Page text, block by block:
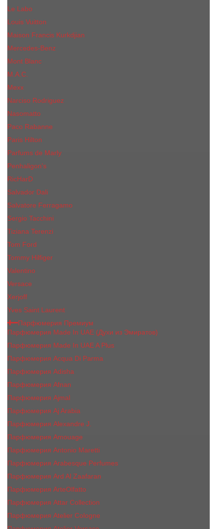
Le Labo
Louis Vuitton
Maison Francis Kurkdjian
Mercedes-Benz
Mont Blanc
M.А.C.
Mexx
Narciso Rodriguez
Nasomatto
Paco Rabanne
Paris Hilton
Parfums de Marly
Penhaligon​'s
RicHarD
Salvador Dali
Salvatore Ferragamo
Sergio Tacchini
Tiziana Terenzi
Tom Ford
Tommy Hilfiger
Valentino
Versace
Xerjoff
Yves Saint Laurent
Парфюмерия Премиум
Парфюмерия Made In UAE (Духи из Эмиратов)
Парфюмерия Made In UAE A Plus
Парфюмерия Acqua Di Parma
Парфюмерия Adisha
Парфюмерия Afnan
Парфюмерия Ajmal
Парфюмерия Aj Arabia
Парфюмерия Alexandre J.
Парфюмерия Amouage
Парфюмерия Antonio Maretti
Парфюмерия Arabesque Perfumes
Парфюмерия Ard Al Zaafaran
Парфюмерия ArteOlfatto
Парфюмерия Attar Collection
Парфюмерия Atelier Cologne